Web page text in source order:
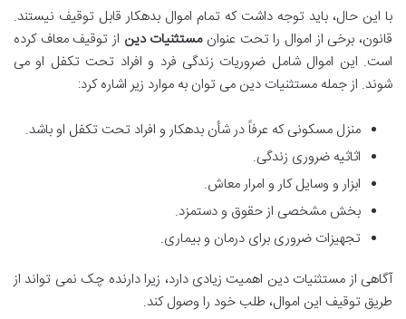
با این حال، باید توجه داشت که تمام اموال بدهکار قابل توقیف نیستند.
قانون، برخی از اموال را تحت عنوانمستثنیات دین از توقیف معاف کرده
است. این اموال شامل ضروریات زندگی فرد و افراد تحت تکفل او می
شوند. از جمله مستثنیات دین می توان به موارد زیر اشاره کرد:
منزل مسکونی که عرفاً در شأن بدهکار و افراد تحت تکفل او باشد.
اثاثیه ضروری زندگی.
ابزار و وسایل کار و امرار معاش.
بخش مشخصی از حقوق و دستمزد.
تجهیزات ضروری برای درمان و بیماری.
آگاهی از مستثنیات دین اهمیت زیادی دارد، زیرا دارنده چک نمی تواند از
طریق توقیف این اموال، طلب خود را وصول کند.